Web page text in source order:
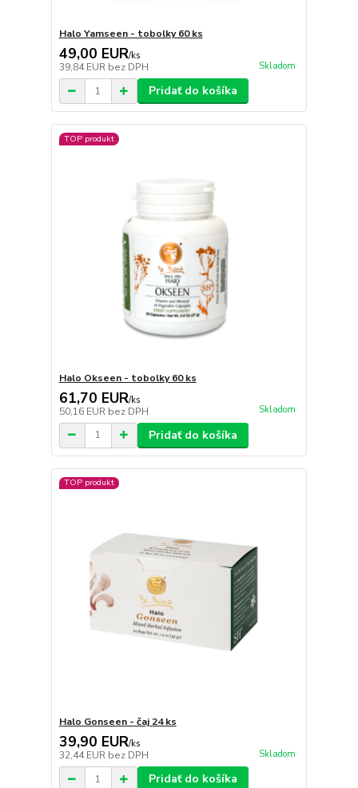
Halo Yamseen - tobolky 60 ks
49,00 EUR/ks
39,84 EUR bez DPH Skladom
Pridať do košíka
TOP produkt
Halo Okseen - tobolky 60 ks
61,70 EUR/ks
50,16 EUR bez DPH Skladom
Pridať do košíka
TOP produkt
Halo Gonseen - čaj 24 ks
39,90 EUR/ks
32,44 EUR bez DPH Skladom
Pridať do košíka